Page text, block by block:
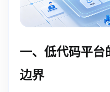
一、低代码平台
边界